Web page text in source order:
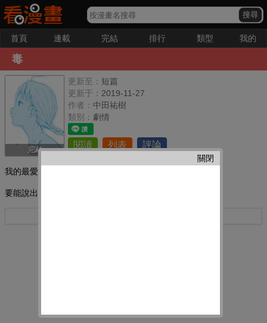
首頁 連載 完結 排行 類型 我的
毒
完結
更新至： 短篇
更新于： 2019-11-27
作者： 中田祐樹
類別： 劇情
閱讀 列表 評論
我的最愛：
要能說出自己將來的夢想。
關閉